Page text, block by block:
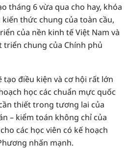
tháng 6 vừa qua cho hay, khóa
thức chung của toàn cầu,
của nền kinh tế Việt Nam và
chung của Chính phủ
tạo điều kiện và cơ hội rất lớn
học các chuẩn mực quốc
thiết trong tương lai của
– kiểm toán không chỉ của
các học viên có kế hoạch
nhấn mạnh.